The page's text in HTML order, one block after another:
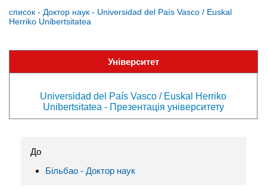
список - Доктор наук - Universidad del País Vasco / Euskal
Herriko Unibertsitatea
Університет
Universidad del País Vasco / Euskal Herriko
Unibertsitatea - Презентація університету
До
Більбао - Доктор наук